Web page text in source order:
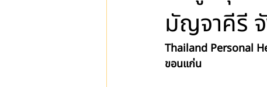
มัญจาคีรี
Thailand Personal
ขอนแก่น